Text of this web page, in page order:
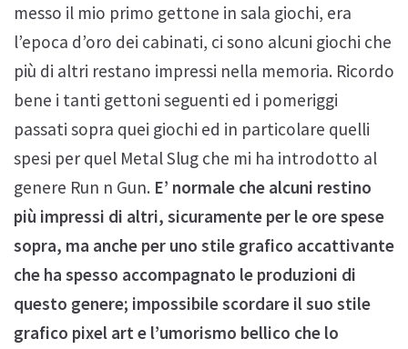
messo il mio primo gettone in sala giochi, era
l’epoca d’oro dei cabinati, ci sono alcuni giochi che
più di altri restano impressi nella memoria. Ricordo
bene i tanti gettoni seguenti ed i pomeriggi
passati sopra quei giochi ed in particolare quelli
spesi per quel Metal Slug che mi ha introdotto al
genere Run n Gun. E’ normale che alcuni restino
più impressi di altri, sicuramente per le ore spese
sopra, ma anche per uno stile grafico accattivante
che ha spesso accompagnato le produzioni di
questo genere; impossibile scordare il suo stile
grafico pixel art e l’umorismo bellico che lo